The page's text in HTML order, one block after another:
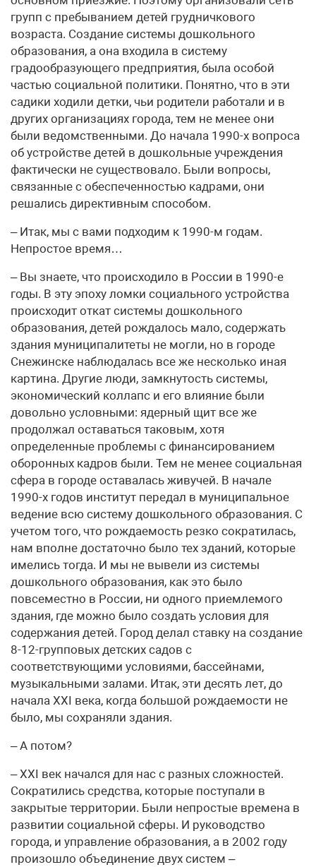
групп с пребыванием детей грудничкового
возраста. Создание системы дошкольного
образования, а она входила в систему
градообразующего предприятия, была особой
частью социальной политики. Понятно, что в эти
садики ходили детки, чьи родители работали и в
других организациях города, тем не менее они
были ведомственными. До начала 1990-х вопроса
об устройстве детей в дошкольные учреждения
фактически не существовало. Были вопросы,
связанные с обеспеченностью кадрами, они
решались директивным способом.
– Итак, мы с вами подходим к 1990-м годам.
Непростое время…
– Вы знаете, что происходило в России в 1990-е
годы. В эту эпоху ломки социального устройства
происходит откат системы дошкольного
образования, детей рождалось мало, содержать
здания муниципалитеты не могли, но в городе
Снежинске наблюдалась все же несколько иная
картина. Другие люди, замкнутость системы,
экономический коллапс и его влияние были
довольно условными: ядерный щит все же
продолжал оставаться таковым, хотя
определенные проблемы с финансированием
оборонных кадров были. Тем не менее социальная
сфера в городе оставалась живучей. В начале
1990-х годов институт передал в муниципальное
ведение всю систему дошкольного образования. С
учетом того, что рождаемость резко сократилась,
нам вполне достаточно было тех зданий, которые
имелись тогда. И мы не вывели из системы
дошкольного образования, как это было
повсеместно в России, ни одного приемлемого
здания, где можно было создать условия для
содержания детей. Город делал ставку на создание
8-12-групповых детских садов с
соответствующими условиями, бассейнами,
музыкальными залами. Итак, эти десять лет, до
начала ХХI века, когда большой рождаемости не
было, мы сохраняли здания.
– А потом?
– ХХI век начался для нас с разных сложностей.
Сократились средства, которые поступали в
закрытые территории. Были непростые времена в
развитии социальной сферы. И руководство
города, и управление образования, а в 2002 году
произошло объединение двух систем –